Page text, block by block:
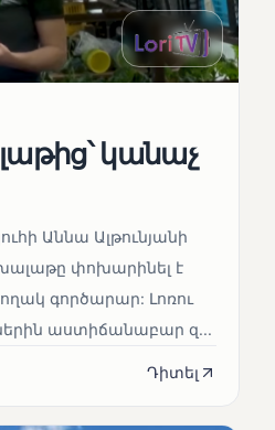
կանաչ
Աննա Ալթունյանի
փոխարինել է
գործարար: Լոռու
աստիճանաբար զ...
Դիտել